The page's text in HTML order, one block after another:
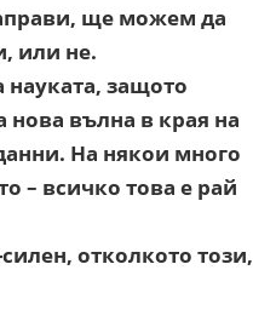
ще можем да
или не.
науката, защото
вълна в края на
На някои много
– всичко това е рай
отколкото този,